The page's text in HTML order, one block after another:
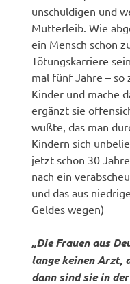
unschuldigen und
Mutterleib. Wie
ein Mensch schon
Tötungskarriere
mal fünf Jahre – so
Kinder und mache
ergänzt sie
wußte, das man
Kindern sich
jetzt schon 30
nach ein
und das aus
Geldes wegen)
„Die Frauen aus
lange keinen Arzt,
dann sind sie in